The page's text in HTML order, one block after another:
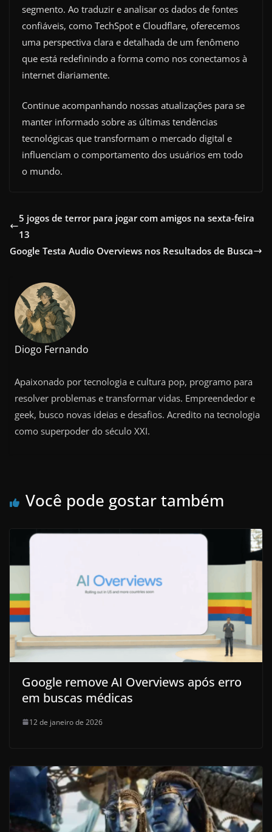
segmento. Ao traduzir e analisar os dados de fontes
confiáveis, como TechSpot e Cloudflare, oferecemos
uma perspectiva clara e detalhada de um fenômeno
que está redefinindo a forma como nos conectamos à
internet diariamente.
Continue acompanhando nossas atualizações para se
manter informado sobre as últimas tendências
tecnológicas que transformam o mercado digital e
influenciam o comportamento dos usuários em todo
o mundo.
5 jogos de terror para jogar com amigos na sexta-feira
13
Google Testa Audio Overviews nos Resultados de Busca
Diogo Fernando
Apaixonado por tecnologia e cultura pop, programo para
resolver problemas e transformar vidas. Empreendedor e
geek, busco novas ideias e desafios. Acredito na tecnologia
como superpoder do século XXI.
Você pode gostar também
Google remove AI Overviews após erro
em buscas médicas
12 de janeiro de 2026